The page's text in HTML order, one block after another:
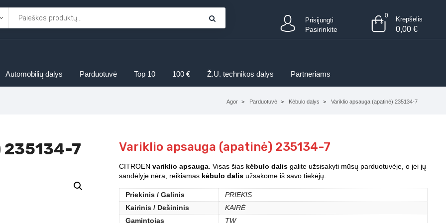
Prisijungti
Pasirinkite
0 Krepšelis
0,00 €
Automobilių dalys Parduotuvė Top 10 100 € Ž.U. technikos dalys Partneriams
Agor Parduotuvė Kėbulo dalys Variklio apsauga (apatinė) 235134-7
235134-7 Variklio apsauga (apatinė) 235134-7
CITROEN variklio apsauga . Visas šias kėbulo dalis galite užsisakyti mūsų parduotuvėje, o jei jų
sandėlyje nėra, reikiamas kėbulo dalis užsakome iš savo tiekėjų.
Priekinis / Galinis
PRIEKIS
Kairinis / Dešininis
KAIRĖ
Gamintojas
TW